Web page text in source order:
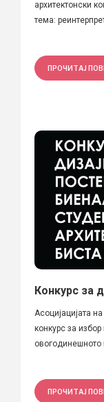
архитектонски
тема:
ПРОЧИТАЈ
Конкурс за
Асоцијацијата
конкурс за
овогодинешното
ПРОЧИТАЈ